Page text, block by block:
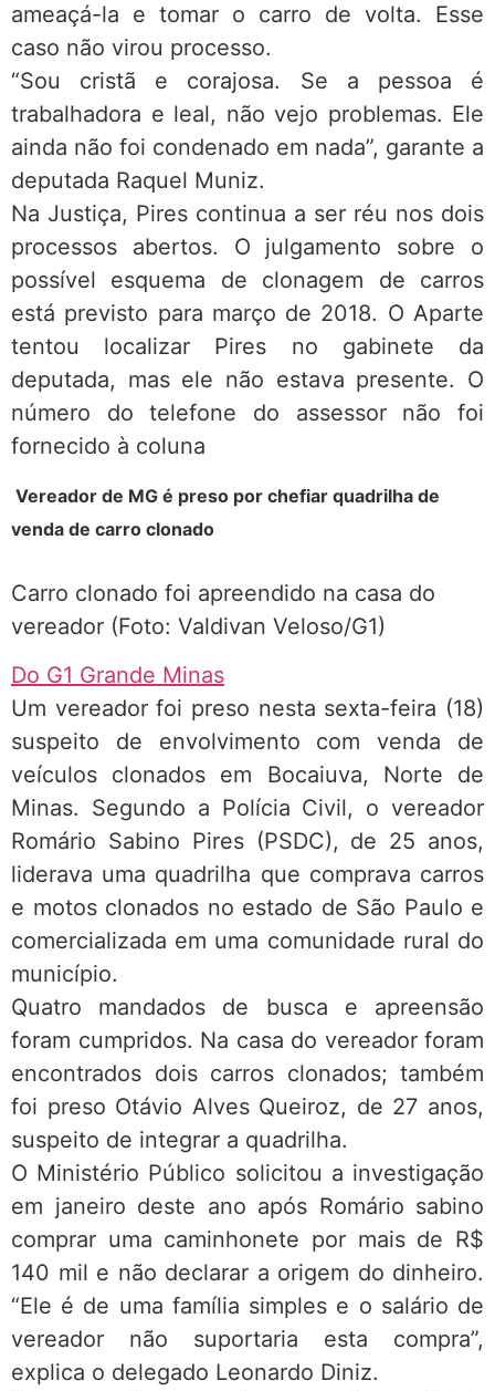
ameaçá-la e tomar o carro de volta. Esse
caso não virou processo.
“Sou cristã e corajosa. Se a pessoa é
trabalhadora e leal, não vejo problemas. Ele
ainda não foi condenado em nada”, garante a
deputada Raquel Muniz.
Na Justiça, Pires continua a ser réu nos dois
processos abertos. O julgamento sobre o
possível esquema de clonagem de carros
está previsto para março de 2018. O Aparte
tentou localizar Pires no gabinete da
deputada, mas ele não estava presente. O
número do telefone do assessor não foi
fornecido à coluna
Vereador de MG é preso por chefiar quadrilha de
venda de carro clonado
Carro clonado foi apreendido na casa do
vereador (Foto: Valdivan Veloso/G1)
Do G1 Grande Minas
Um vereador foi preso nesta sexta-feira (18)
suspeito de envolvimento com venda de
veículos clonados em Bocaiuva, Norte de
Minas. Segundo a Polícia Civil, o vereador
Romário Sabino Pires (PSDC), de 25 anos,
liderava uma quadrilha que comprava carros
e motos clonados no estado de São Paulo e
comercializada em uma comunidade rural do
município.
Quatro mandados de busca e apreensão
foram cumpridos. Na casa do vereador foram
encontrados dois carros clonados; também
foi preso Otávio Alves Queiroz, de 27 anos,
suspeito de integrar a quadrilha.
O Ministério Público solicitou a investigação
em janeiro deste ano após Romário sabino
comprar uma caminhonete por mais de R$
140 mil e não declarar a origem do dinheiro.
“Ele é de uma família simples e o salário de
vereador não suportaria esta compra”,
explica o delegado Leonardo Diniz.